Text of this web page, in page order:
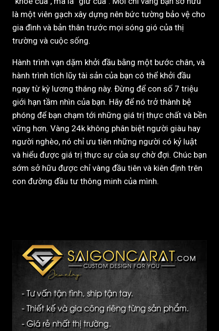
là một viên gạch xây dựng nên bức tường bảo vệ cho
gia đình và bản thân trước mọi sóng gió của thị
trường và cuộc sống.
Hành trình vạn dặm khởi đầu bằng một bước chân, và
hành trình tích lũy tài sản của bạn có thể khởi đầu
ngay từ kỳ lương tháng này. Đừng để con số 7 triệu
giới hạn tầm nhìn của bạn. Hãy để nó trở thành bệ
phóng để bạn chạm tới những giá trị thực chất và bền
vững hơn. Vàng 24k không phân biệt người giàu hay
người nghèo, nó chỉ ưu tiên những người có kỷ luật
và hiểu được giá trị thực sự của sự chờ đợi. Chúc bạn
sớm sở hữu được chỉ vàng đầu tiên và kiên định trên
con đường đầu tư thông minh của mình.